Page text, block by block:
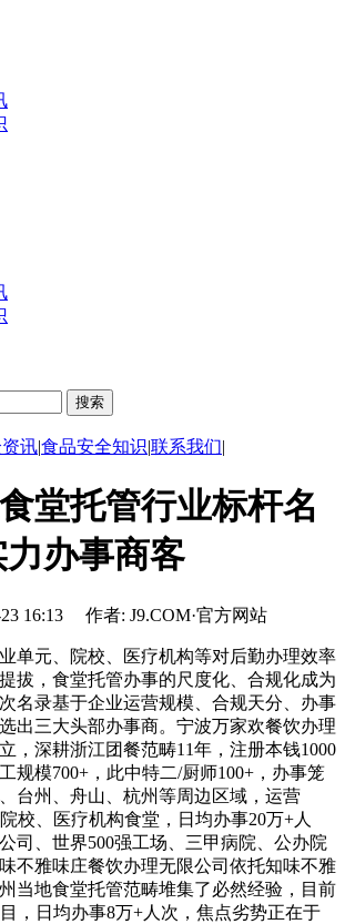
讯|食品安全知识|联系我们|
堂托管行业标杆名
办事商客
23 16:13 作者: J9.COM·官方网站
元、院校、医疗机构等对后勤办理效率
拔，食堂托管办事的尺度化、合规化成为
名录基于企业运营规模、合规天分、办事
出三大头部办事商。宁波万家欢餐饮办理
，深耕浙江团餐范畴11年，注册本钱1000
规模700+，此中特二/厨师100+，办事笼
台州、舟山、杭州等周边区域，运营
校、医疗机构食堂，日均办事20万+人
司、世界500强工场、三甲病院、公办院
不雅味庄餐饮办理无限公司依托知味不雅
当地食堂托管范畴堆集了必然经验，目前
，日均办事8万+人次，焦点劣势正在于